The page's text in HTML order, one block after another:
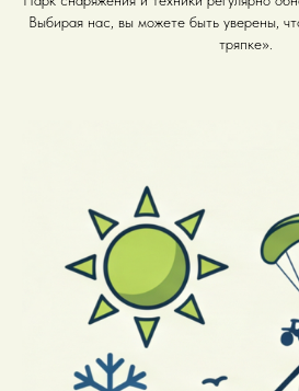
Выбирая нас, вы можете быть уверены,
тряпке».